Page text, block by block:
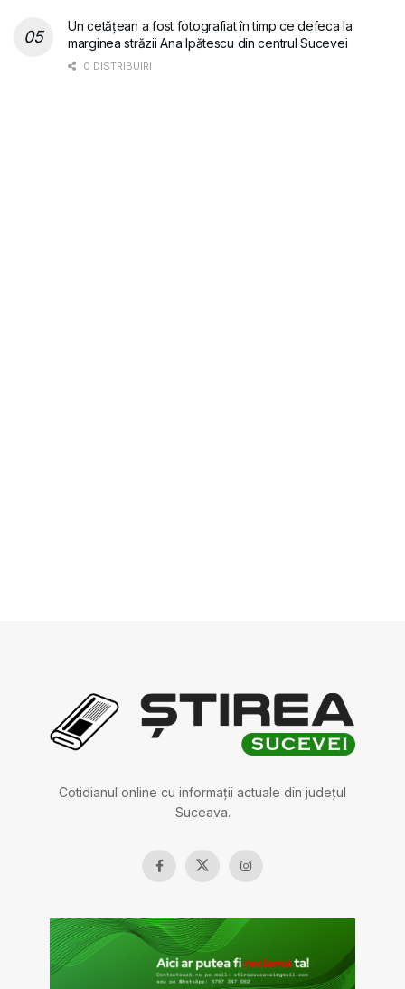
Un cetățean a fost fotografiat în timp ce defeca la
marginea străzii Ana Ipătescu din centrul Sucevei
0 DISTRIBUIRI
Cotidianul online cu informații actuale din județul
Suceava.